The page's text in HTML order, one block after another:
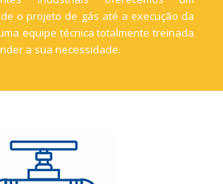
o projeto de gás até a execução da
equipe técnica totalmente treinada
a sua necessidade.